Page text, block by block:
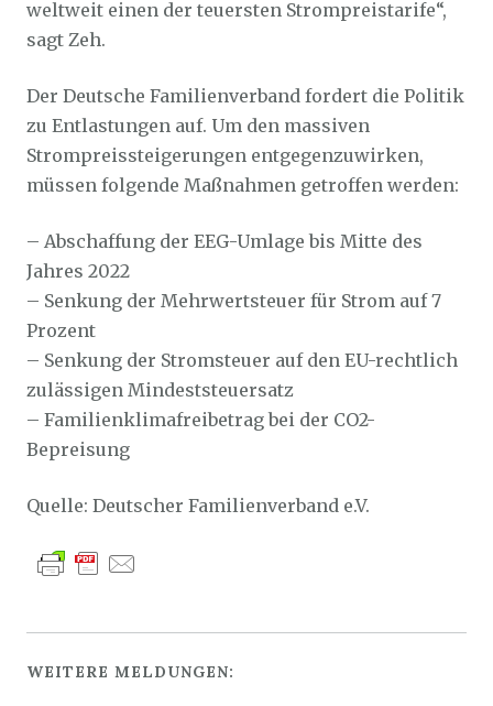
weltweit einen der teuersten Strompreistarife“,
sagt Zeh.
Der Deutsche Familienverband fordert die Politik
zu Entlastungen auf. Um den massiven
Strompreissteigerungen entgegenzuwirken,
müssen folgende Maßnahmen getroffen werden:
– Abschaffung der EEG-Umlage bis Mitte des
Jahres 2022
– Senkung der Mehrwertsteuer für Strom auf 7
Prozent
– Senkung der Stromsteuer auf den EU-rechtlich
zulässigen Mindeststeuersatz
– Familienklimafreibetrag bei der CO2-
Bepreisung
Quelle: Deutscher Familienverband e.V.
WEITERE MELDUNGEN: